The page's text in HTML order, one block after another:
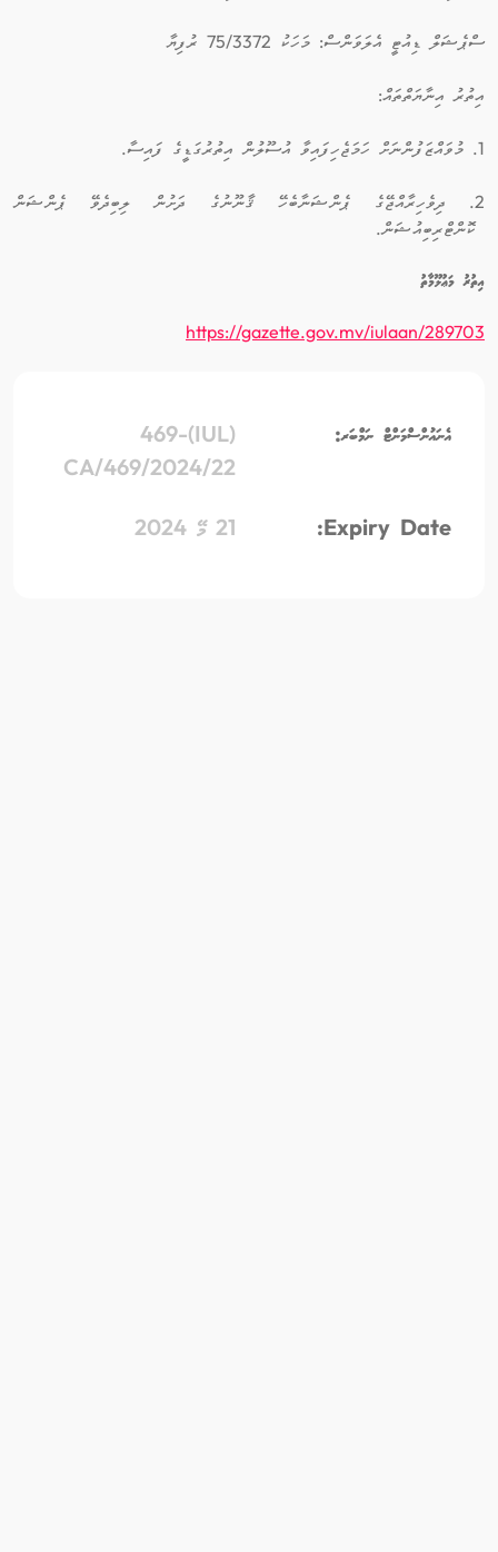
ސްޕެޝަލް ޑިއުޓީ އެލަވަންސް: މަހަކު 75/3372 ރުފިޔާ
އިތުރު އިނާޔަތްތައް:
1. މުވައްޒަފުންނަށް ހަމަޖެހިފައިވާ އުސޫލުން އިތުރުގަޑީގެ ފައިސާ.
2. ދިވެހިރާއްޖޭގެ ޕެންޝަނާބެހޭ ޤާނޫނުގެ ދަށުން ލިބިދެވޭ ޕެންޝަން
ކޮންޓްރިބިއުޝަން.
އިތުރު މަޢުލޫމާތު
https://gazette.gov.mv/iulaan/289703
އެނައުންސްމަންޓް ނަމްބަރ:
(IUL)469-
CA/469/2024/22
Expiry Date: 21 މޭ 2024